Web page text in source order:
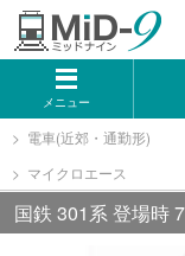
メニュー
メーカー一覧
TOMIX
KATO
電車(近郊・通勤形)
マイクロエース
国鉄 301系 登場時